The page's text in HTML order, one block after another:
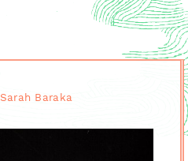
Sarah Baraka